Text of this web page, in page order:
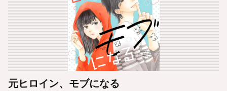
元ヒロイン、モブになる